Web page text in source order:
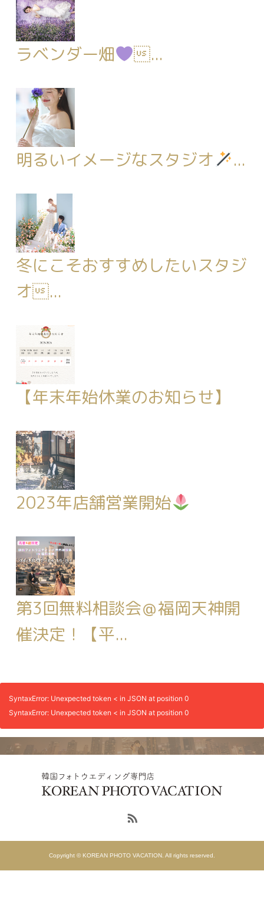
ラベンダー畑 ...
明るいイメージなスタジオ ...
冬にこそおすすめしたいスタジ
オ...
【年末年始休業のお知らせ】
2023年店舗営業開始
第3回無料相談会＠福岡天神開
催決定！【平...
SyntaxError: Unexpected token < in JSON at position 0
SyntaxError: Unexpected token < in JSON at position 0
Copyright © KOREAN PHOTO VACATION. All rights reserved.